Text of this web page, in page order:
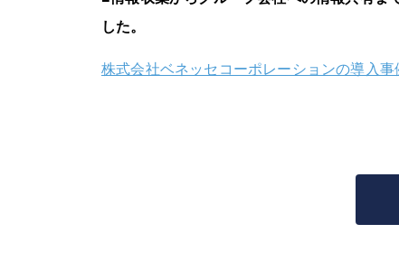
した。
株式会社ベネッセコーポレーションの導入事